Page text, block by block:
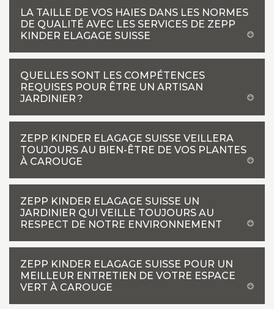
LA TAILLE DE VOS HAIES DANS LES NORMES
DE QUALITÉ AVEC LES SERVICES DE ZEPP
KINDER ELAGAGE SUISSE
QUELLES SONT LES COMPÉTENCES
REQUISES POUR ÊTRE UN ARTISAN
JARDINIER ?
ZEPP KINDER ELAGAGE SUISSE VEILLERA
TOUJOURS AU BIEN-ÊTRE DE VOS PLANTES
À CAROUGE
ZEPP KINDER ELAGAGE SUISSE UN
JARDINIER QUI VEILLE TOUJOURS AU
RESPECT DE NOTRE ENVIRONNEMENT
ZEPP KINDER ELAGAGE SUISSE POUR UN
MEILLEUR ENTRETIEN DE VOTRE ESPACE
VERT À CAROUGE